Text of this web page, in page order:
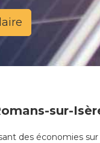
sur-
des économies